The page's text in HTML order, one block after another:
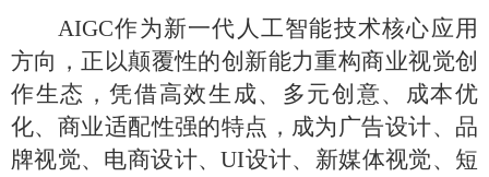
AIGC作为新一代人工智能技术核心应用
方向，正以颠覆性的创新能力重构商业视觉创
作生态，凭借高效生成、多元创意、成本优
化、商业适配性强的特点，成为广告设计、品
牌视觉、电商设计、UI设计、新媒体视觉、 短